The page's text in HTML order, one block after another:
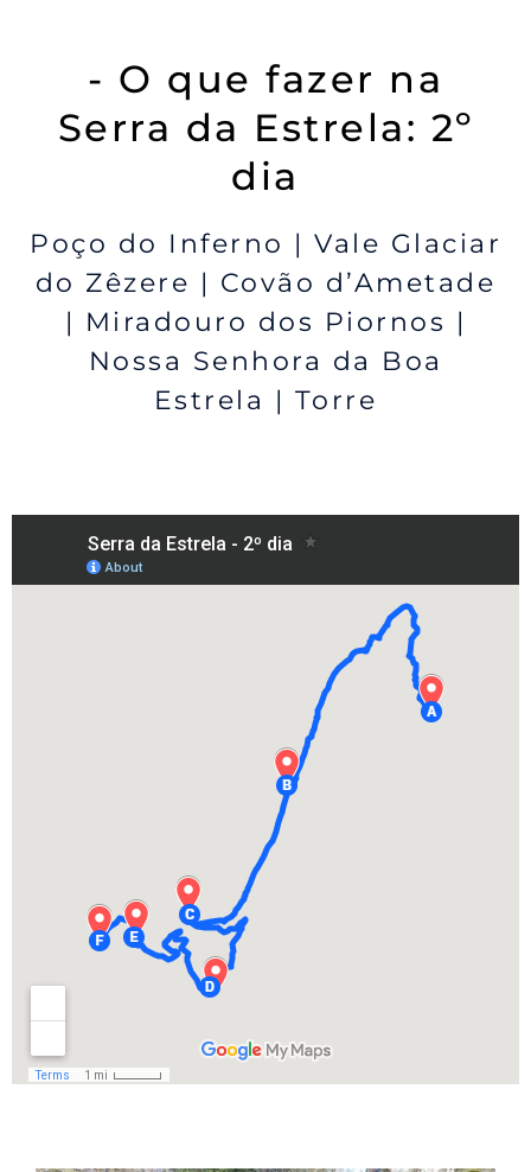
- O que fazer na
Serra da Estrela: 2º
dia
Poço do Inferno | Vale Glaciar
do Zêzere | Covão d’Ametade
| Miradouro dos Piornos |
Nossa Senhora da Boa
Estrela | Torre